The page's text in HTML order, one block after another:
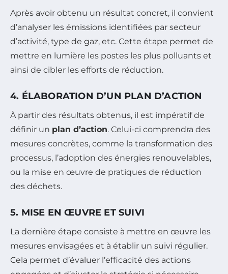
Après avoir obtenu un résultat concret, il convient
d’analyser les émissions identifiées par secteur
d’activité, type de gaz, etc. Cette étape permet de
mettre en lumière les postes les plus polluants et
ainsi de cibler les efforts de réduction.
4. ÉLABORATION D’UN PLAN D’ACTION
À partir des résultats obtenus, il est impératif de
définir un plan d’action. Celui-ci comprendra des
mesures concrètes, comme la transformation des
processus, l’adoption des énergies renouvelables,
ou la mise en œuvre de pratiques de réduction
des déchets.
5. MISE EN ŒUVRE ET SUIVI
La dernière étape consiste à mettre en œuvre les
mesures envisagées et à établir un suivi régulier.
Cela permet d’évaluer l’efficacité des actions